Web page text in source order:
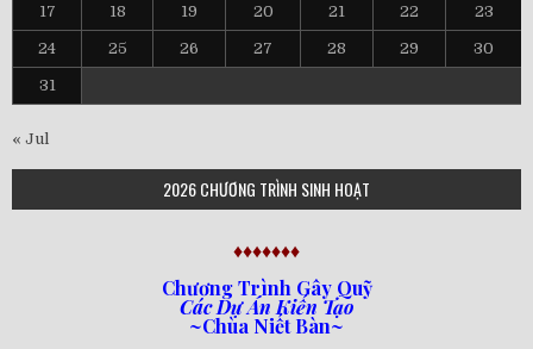
17 18 19 20 21 22 23
24 25 26 27 28 29 30
31
« Jul
2026 CHƯƠNG TRÌNH SINH HOẠT
♦♦♦♦♦♦♦
Chương Trình Gây Quỹ
Các Dự Án Kiến Tạo
~Chùa Niết Bàn~